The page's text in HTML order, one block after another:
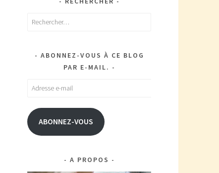
Rechercher :
ABONNEZ-VOUS À CE BLOG
PAR E-MAIL.
Adresse
mail
ABONNEZ-VOUS
A PROPOS